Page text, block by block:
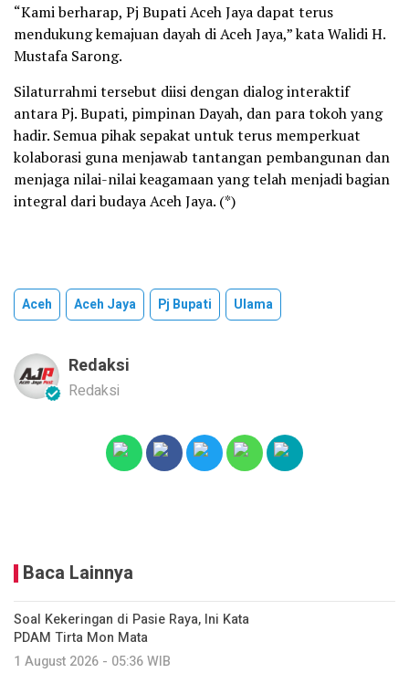
“Kami berharap, Pj Bupati Aceh Jaya dapat terus
mendukung kemajuan dayah di Aceh Jaya,” kata Walidi H.
Mustafa Sarong.
Silaturrahmi tersebut diisi dengan dialog interaktif
antara Pj. Bupati, pimpinan Dayah, dan para tokoh yang
hadir. Semua pihak sepakat untuk terus memperkuat
kolaborasi guna menjawab tantangan pembangunan dan
menjaga nilai-nilai keagamaan yang telah menjadi bagian
integral dari budaya Aceh Jaya. (*)
Aceh Aceh Jaya Pj Bupati Ulama
Redaksi
Redaksi
Baca Lainnya
Soal Kekeringan di Pasie Raya, Ini Kata
PDAM Tirta Mon Mata
1 August 2026 - 05:36 WIB